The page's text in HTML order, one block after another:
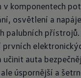
v komponentech
osvětlení a
palubních
prvních
učinit auta
úspornější a